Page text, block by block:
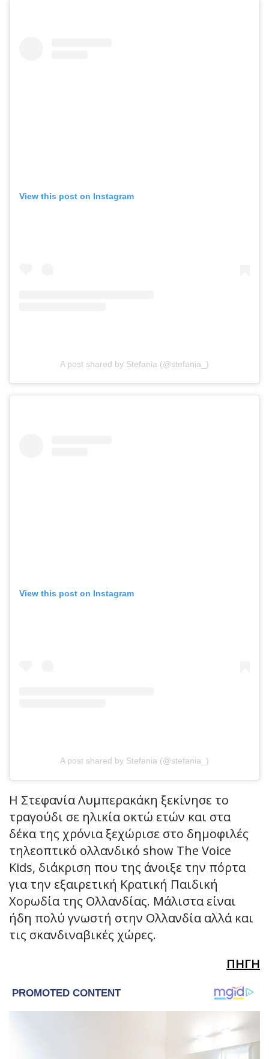
View this post on Instagram
A post shared by Stefania (@stefania_)
View this post on Instagram
A post shared by Stefania (@stefania_)
Η Στεφανία Λυμπερακάκη ξεκίνησε το
τραγούδι σε ηλικία οκτώ ετών και στα
δέκα της χρόνια ξεχώρισε στο δημοφιλές
τηλεοπτικό ολλανδικό show The Voice
Kids, διάκριση που της άνοιξε την πόρτα
για την εξαιρετική Κρατική Παιδική
Χορωδία της Ολλανδίας. Μάλιστα είναι
ήδη πολύ γνωστή στην Ολλανδία αλλά και
τις σκανδιναβικές χώρες.
ΠΗΓΗ